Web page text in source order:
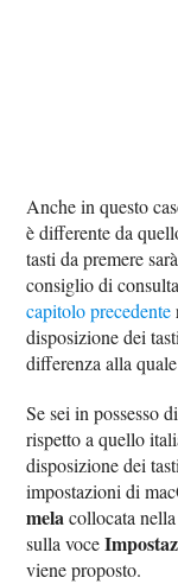
Anche in questo
è differente da
tasti da premere
consiglio di
capitolo precedente
disposizione dei
differenza alla
Se sei in possesso
rispetto a quello
disposizione dei
impostazioni di
melacollocata
sulla voce
viene proposto.